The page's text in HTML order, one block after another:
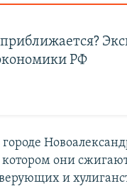
РФ
котором они
и